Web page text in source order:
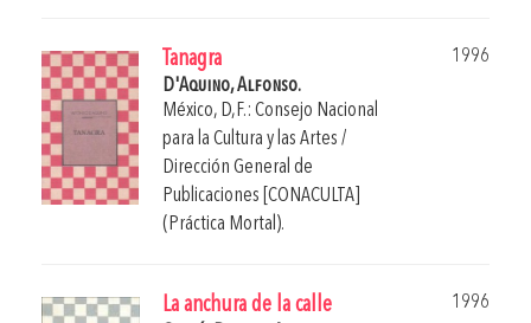
Tanagra
1996
D'Aquino, Alfonso.
México, D,F.: Consejo Nacional
para la Cultura y las Artes /
Dirección General de
Publicaciones [CONACULTA]
(Práctica Mortal).
La anchura de la calle
1996